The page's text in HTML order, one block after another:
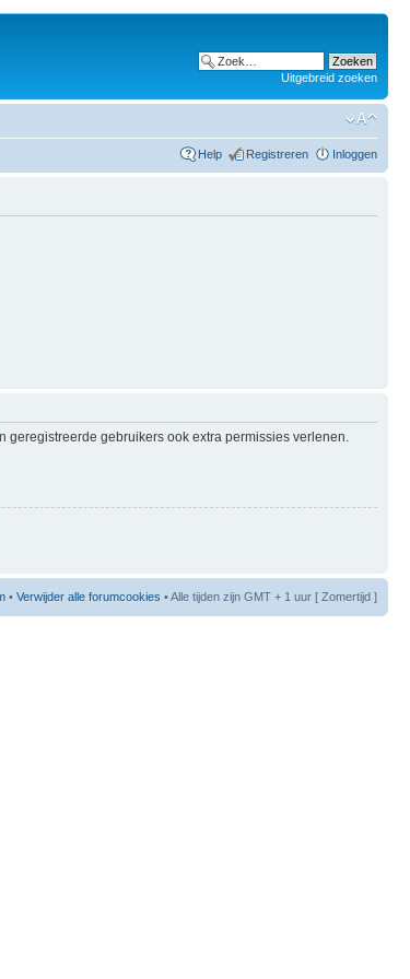
Uitgebreid zoeken
Help Registreren Inloggen
geregistreerde gebruikers ook extra permissies verlenen.
• Verwijder alle forumcookies • Alle tijden zijn GMT + 1 uur [ Zomertijd ]